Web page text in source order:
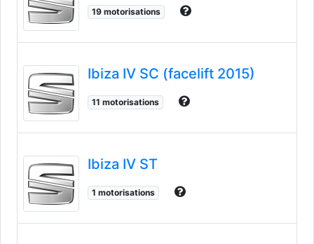
19 motorisations
Ibiza IV SC (facelift 2015)
11 motorisations
Ibiza IV ST
1 motorisations